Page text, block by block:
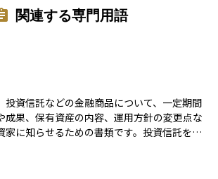
関連する専門用語
投資信託などの金融商品について、一定期間
成果、保有資産の内容、運用方針の変更点な
家に知らせるための書類です。投資信託を管